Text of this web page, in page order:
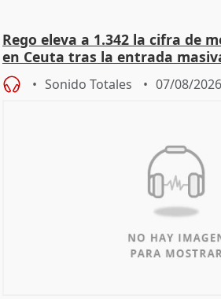
Rego eleva a 1.342 la cifra de
en Ceuta tras la entrada
Sonido Totales 07/08/2026